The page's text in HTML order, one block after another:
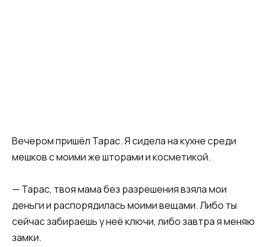
Вечером пришёл Тарас. Я сидела на кухне среди
мешков с моими же шторами и косметикой.
— Тарас, твоя мама без разрешения взяла мои
деньги и распорядилась моими вещами. Либо ты
сейчас забираешь у неё ключи, либо завтра я меняю
замки.